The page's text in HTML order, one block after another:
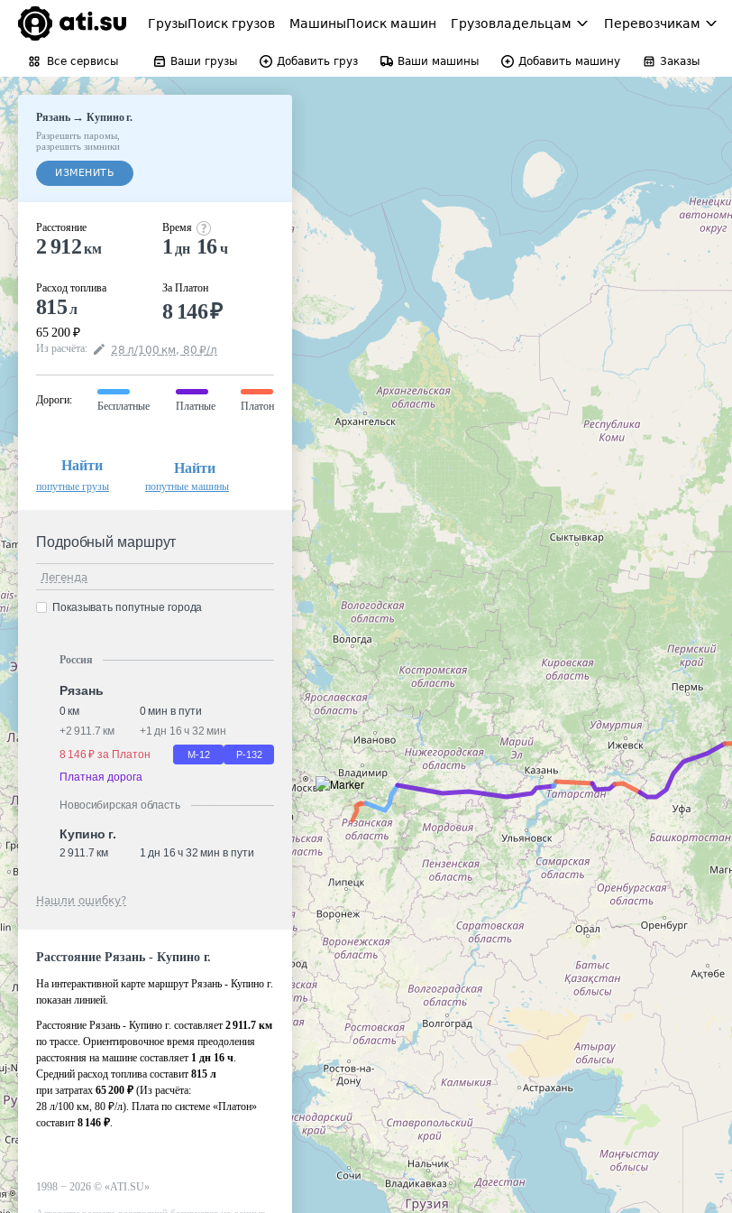
ГрузыПоиск грузов МашиныПоиск машин Грузовладельцам Перевозчикам
Все сервисы Ваши грузы Добавить груз Ваши машины Добавить машину Заказы
Рязань→Купино г.
Разрешить паромы
разрешить зимники
ИЗМЕНИТЬ
Расстояние
2 912км
Расход топлива
815л
65 200 ₽
Время
1 дн 16ч
За Платон
8 146₽
Из расчёта: 28 л/100 км, 80 ₽/л
Дороги:
Бесплатные Платные Платон
Найти
попутные грузы
Найти
попутные машины
Подробный маршрут
Легенда
Показывать попутные города
Россия
Рязань
0 км
0 мин в пути
+2 911.7 км +1 дн 16 ч 32 мин
8 146 ₽ за Платон
М-12 Р-132
Платная дорога
Новосибирская область
Купино г.
2 911.7 км 1 дн 16 ч 32 мин в пути
Нашли ошибку?
Расстояние Рязань - Купино г.
На интерактивной карте маршрут Рязань - Купино г.
показан линией.
Расстояние Рязань - Купино г. составляет 2 911.7 км
по трассе. Ориентировочное время преодоления
расстояния на машине составляет 1 дн 16 ч.
Средний расход топлива составит 815 л
при затратах 65 200 ₽ (Из расчёта:
28 л/100 км, 80 ₽/л). Плата по системе «Платон»
составит 8 146 ₽.
1998 − 2026 © «ATI.SU»